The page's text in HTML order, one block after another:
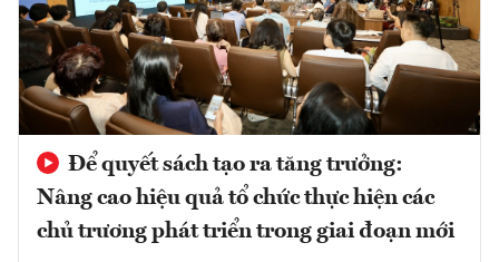
Để quyết sách tạo ra tăng trưởng:
Nâng cao hiệu quả tổ chức thực hiện các
chủ trương phát triển trong giai đoạn mới